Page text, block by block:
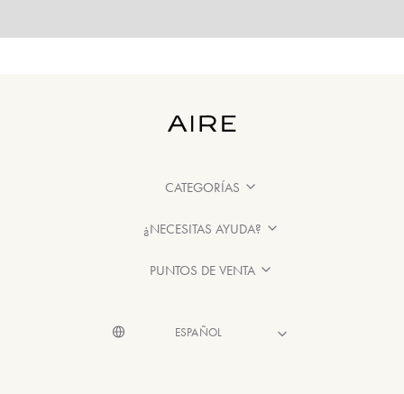
CATEGORÍAS
¿NECESITAS AYUDA?
PUNTOS DE VENTA